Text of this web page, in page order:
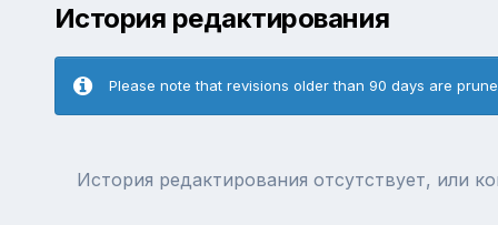
История редактирования
Please note that revisions older than 90 days are
История редактирования отсутствует, или